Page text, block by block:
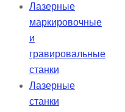
Лазерные
маркировочные
и
гравировальные
станки
Лазерные
станки